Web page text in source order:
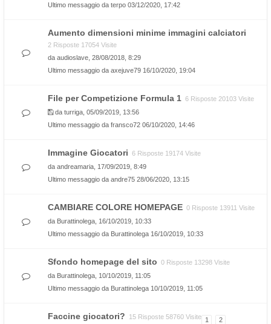
Ultimo messaggio da terpo 03/12/2020, 17:42
Aumento dimensioni minime immagini calciatori
2 Risposte 17054 Visite
da audioslave , 28/08/2018, 8:29
Ultimo messaggio da axejuve79 16/10/2020, 19:04
File per Competizione Formula 1 6 Risposte 20103 Visite
da turriga , 05/09/2019, 13:56
Ultimo messaggio da fransco72 06/10/2020, 14:46
Immagine Giocatori 6 Risposte 19174 Visite
da andreamaria , 17/09/2019, 8:49
Ultimo messaggio da andre75 28/06/2020, 13:15
CAMBIARE COLORE HOMEPAGE 0 Risposte 13911 Visite
da Burattinolega , 16/10/2019, 10:33
Ultimo messaggio da Burattinolega 16/10/2019, 10:33
Sfondo homepage del sito 0 Risposte 13298 Visite
da Burattinolega , 10/10/2019, 11:05
Ultimo messaggio da Burattinolega 10/10/2019, 11:05
Faccine giocatori? 15 Risposte 58760 Visite 1 2